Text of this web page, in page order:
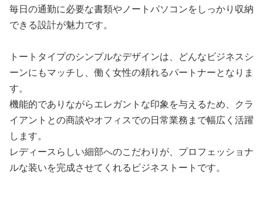
毎日の通勤に必要な書類やノートパソコンをしっかり収納
できる設計が魅力です。
トートタイプのシンプルなデザインは、どんなビジネスシ
ーンにもマッチし、働く女性の頼れるパートナーとなりま
す。
機能的でありながらエレガントな印象を与えるため、クラ
イアントとの商談やオフィスでの日常業務まで幅広く活躍
します。
レディースらしい細部へのこだわりが、プロフェッショナ
ルな装いを完成させてくれるビジネストートです。